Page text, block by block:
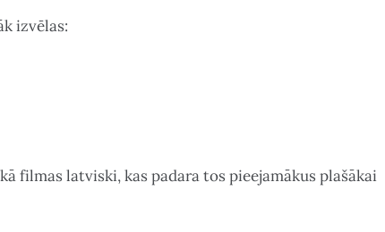
izvēlas:
filmas latviski, kas padara tos pieejamākus plašākai